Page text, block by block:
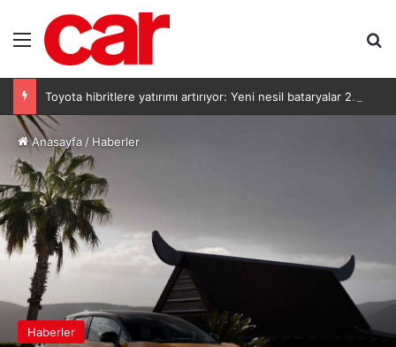
Menü
Toyota hibritlere yatırımı artırıyor: Yeni nesil bataryalar 2027’de geliyor
Anasayfa / Haberler
Haberler